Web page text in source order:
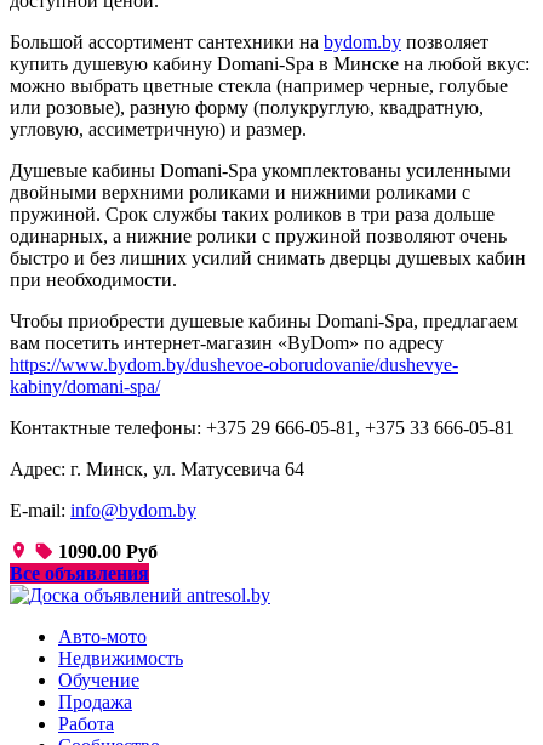
Большой ассортимент сантехники на bydom.by позволяет
купить душевую кабину Domani-Spa в Минске на любой вкус:
можно выбрать цветные стекла (например черные, голубые
или розовые), разную форму (полукруглую, квадратную,
угловую, ассиметричную) и размер.
Душевые кабины Domani-Spa укомплектованы усиленными
двойными верхними роликами и нижними роликами с
пружиной. Срок службы таких роликов в три раза дольше
одинарных, а нижние ролики с пружиной позволяют очень
быстро и без лишних усилий снимать дверцы душевых кабин
при необходимости.
Чтобы приобрести душевые кабины Domani-Spa, предлагаем
вам посетить интернет-магазин «ByDom» по адресу
https://www.bydom.by/dushevoe-oborudovanie/dushevye-
kabiny/domani-spa/
Контактные телефоны: +375 29 666-05-81, +375 33 666-05-81
Адрес: г. Минск, ул. Матусевича 64
E-mail: info@bydom.by
1090.00 Руб
Все объявления
Авто-мото
Недвижимость
Обучение
Продажа
Работа